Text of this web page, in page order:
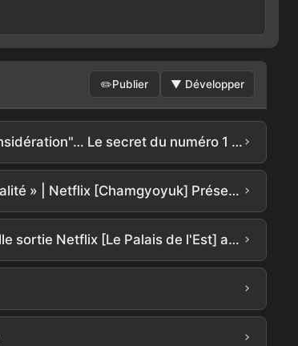
✏️Publier ▼ Développer
Véritable Mentorat Directeur Hong Jong-chan : "Kim Mu-yeol a fait briller même les débutants avec patience et considération"… Le secret du numéro 1 mondial en 3 jours ›
Réalisateur Hong Jong-chan : « J'aimerais que le Bureau de protection des droits des enseignants existe dans la réalité » | Netflix [Chamgyoyuk] Présentation de la production | Teach You a Lesson | Netflix ›
[Le Palais de l'Est] Cho Seung-woo x Nam Joo-hyuk ont déchiré.. Des détails à donner la chair de pouleㄷㄷ Nouvelle sortie Netflix [Le Palais de l'Est] analyse approfondie du teaser ! Il y a tout ce qui est intéressant, n'est-ce pas??? #the east palace #netflix ›
›
›